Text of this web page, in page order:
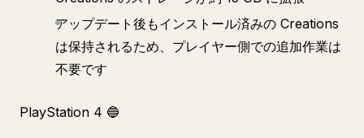
アップデート後もインストール済みの Creations
は保持されるため、プレイヤー側での追加作業は
不要です
PlayStation 4 🔵